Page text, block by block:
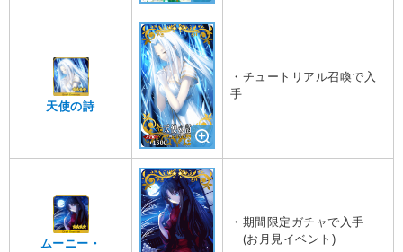
天使の詩
・チュートリアル召喚で入
手
ムーニー・
・期間限定ガチャで入手
(お月見イベント)